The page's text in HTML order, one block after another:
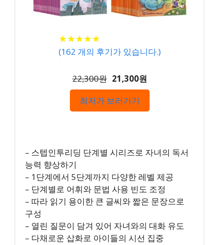
★★★★★
★★★★★
(162 개의 후기가 있습니다.)
22,300원 21,300원
최저가 보러가기
– 스텝인투리딩 단계별 시리즈로 자녀의 독서
능력 향상하기
– 1단계에서 5단계까지 다양한 레벨 제공
– 단계별로 어휘와 문법 사용 빈도 조정
– 따라 읽기 용이한 큰 글씨와 짧은 문장으로
구성
– 열린 질문이 담겨 있어 자녀와의 대화 유도
– 다채로운 삽화로 아이들의 시선 집중